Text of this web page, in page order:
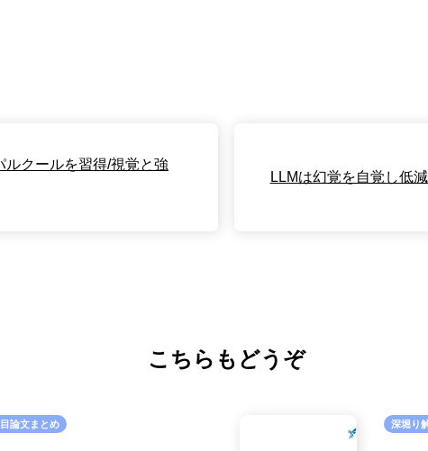
ルクールを習得/視覚と強
LLMは幻覚を自覚し低
こちらもどうぞ
論文まとめ 深堀り